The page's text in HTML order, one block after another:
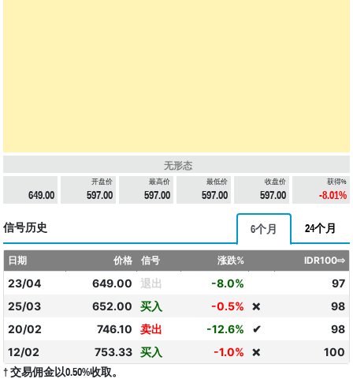
无形态
649.00
开盘价
597.00
最高价
597.00
最低价
597.00
收盘价
597.00
获得%
-8.01%
信号历史 6个月 24个月
日期 价格 信号 涨跌% IDR100⇨
23/04 649.00 退出 -8.0%
97
25/03
652.00 买入 -0.5% ❌
98
20/02
746.10 卖出 -12.6% ✔
98
12/02
753.33 买入 -1.0% ❌ 100
† 交易佣金以0.50%收取。